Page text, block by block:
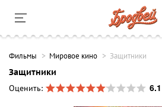
Фильмы Мировое кино Защитники
Защитники
Оценить:
6.1